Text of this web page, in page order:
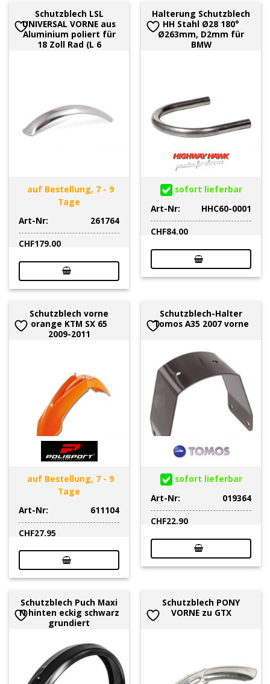
Schutzblech LSL
UNIVERSAL VORNE aus
Aluminium poliert für
18 Zoll Rad (L 6
auf Bestellung, 7 - 9
Tage
Art-Nr:
261764
CHF179.00
Halterung Schutzblech
HH Stahl Ø28 180°
Ø263mm, D2mm für
BMW
sofort lieferbar
Art-Nr:
HHC60-0001
CHF84.00
Schutzblech vorne
orange KTM SX 65
2009-2011
auf Bestellung, 7 - 9
Tage
Art-Nr:
611104
CHF27.95
Schutzblech-Halter
Tomos A35 2007 vorne
sofort lieferbar
Art-Nr:
019364
CHF22.90
Schutzblech Puch Maxi
N hinten eckig schwarz
grundiert
Schutzblech PONY
VORNE zu GTX